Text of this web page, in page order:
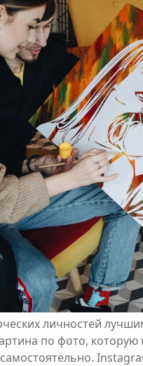
личностей
по фото,